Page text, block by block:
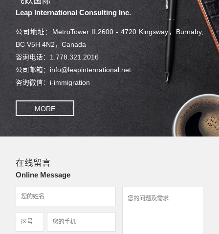
Leap International Consulting Inc.
公司地址：MetroTower II,2600 - 4720 Kingsway，Burnaby,
BC V5H 4N2，Canada
咨询电话：1.778.321.2016
公司邮箱：info@leapinternational.net
咨询微信：i-immigration
MORE
在线留言
Online Message